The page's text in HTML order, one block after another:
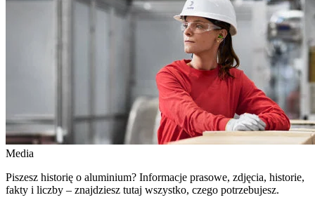
Media
Piszesz historię o aluminium? Informacje prasowe, zdjęcia, historie,
fakty i liczby – znajdziesz tutaj wszystko, czego potrzebujesz.